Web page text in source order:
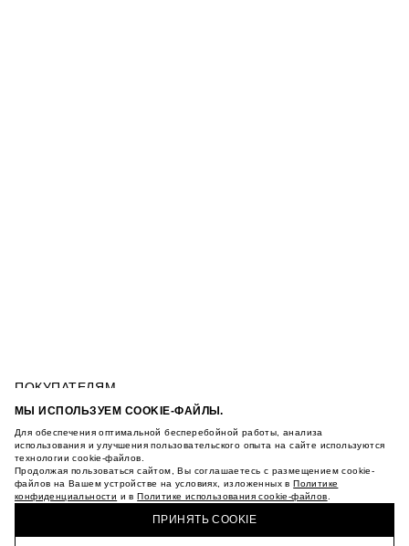
МЫ ИСПОЛЬЗУЕМ COOKIE-ФАЙЛЫ.
Для обеспечения оптимальной бесперебойной работы, анализа
использования и улучшения пользовательского опыта на сайте используются
технологии cookie-файлов.
Продолжая пользоваться сайтом, Вы соглашаетесь с размещением cookie-
файлов на Вашем устройстве на условиях, изложенных вПолитике
конфиденциальности и вПолитике использования cookie-файлов
ПРИНЯТЬ COOKIE
ПОКУПАТЕЛЯМ
УСЛОВИЯ ИСПОЛЬЗОВАНИЯ ПОДАРОЧНЫХ
ПОЛИТИКА КОНФИДЕНЦИАЛЬНОСТИ
ПОЛИТИКА COOKIE
УСЛОВИЯ ПОКУПКИ
О НАС
КУРТКА С ЭФФЕКТОМ ЗАМШИ С БАХРОМОЙ
КУПИТЬ + ПОЛУЧИТЬ В МАГАЗИНЕ MAAG